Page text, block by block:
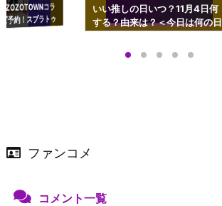
コラ
予約！スプラトゥ
ップも渋谷Hz
いい推しの日いつ？11月4日何
する？由来は？＜今日は何の日
ファンコメ
コメント一覧